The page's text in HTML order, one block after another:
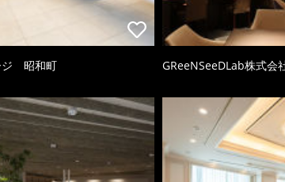
ジ 昭和町 GReeNSeeDLab株式